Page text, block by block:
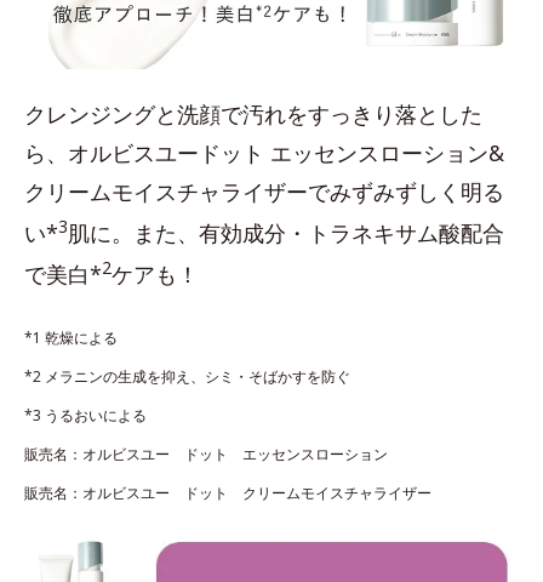
クレンジングと洗顔で汚れをすっきり落とした
ら、オルビスユードット エッセンスローション&
クリームモイスチャライザーでみずみずしく明る
い*3肌に。また、有効成分・トラネキサム酸配合
で美白*2ケアも！
*1 乾燥による
*2 メラニンの生成を抑え、シミ・そばかすを防ぐ
*3 うるおいによる
販売名：オルビスユー ドット エッセンスローション
販売名：オルビスユー ドット クリームモイスチャライザー